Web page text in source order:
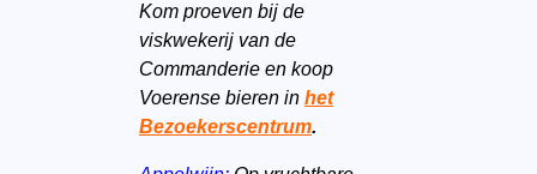
Kom proeven bij de
viskwekerij van de
Commanderie en koop
Voerense bieren in het
Bezoekerscentrum.